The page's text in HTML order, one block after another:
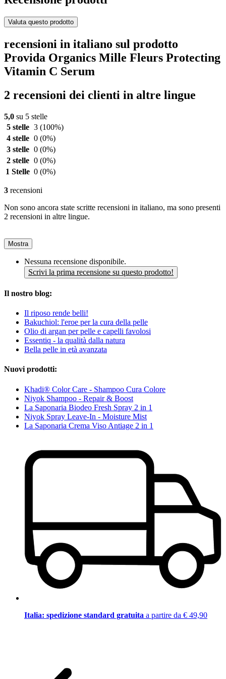
Valuta questo prodotto
recensioni in italiano sul prodotto
Provida Organics Mille Fleurs Protecting
Vitamin C Serum
2 recensioni dei clienti in altre lingue
5,0 su 5 stelle
5 stelle 3 (100%)
4 stelle 0 (0%)
3 stelle 0 (0%)
2 stelle 0 (0%)
1 Stelle 0 (0%)
3 recensioni
Non sono ancora state scritte recensioni in italiano, ma sono presenti
2 recensioni in altre lingue.
Mostra
Nessuna recensione disponibile.
Scrivi la prima recensione su questo prodotto!
Il nostro blog:
Il riposo rende belli!
Bakuchiol: l'eroe per la cura della pelle
Olio di argan per pelle e capelli favolosi
Essentiq - la qualità dalla natura
Bella pelle in età avanzata
Nuovi prodotti:
Khadi® Color Care - Shampoo Cura Colore
Niyok Shampoo - Repair & Boost
La Saponaria Biodeo Fresh Spray 2 in 1
Niyok Spray Leave-In - Moisture Mist
La Saponaria Crema Viso Antiage 2 in 1
Italia: spedizione standard gratuita a partire da € 49,90